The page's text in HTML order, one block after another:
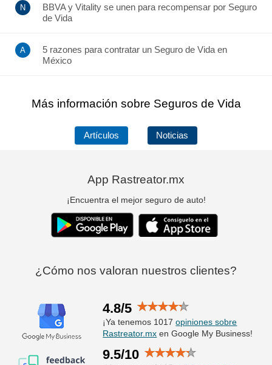
BBVA y Vitality se unen para recompensar por Seguro
de Vida
5 razones para contratar un Seguro de Vida en
México
Más información sobre Seguros de Vida
Artículos Noticias
App Rastreator.mx
¡Encuentra el mejor seguro de auto!
¿Cómo nos valoran nuestros clientes?
4.8/5
¡Ya tenemos 1017opiniones sobre
Rastreator.mx en Google My Business!
9.5/10